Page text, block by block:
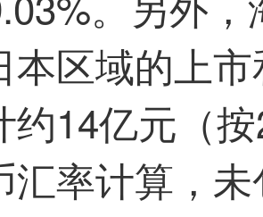
本区域的上
约14亿元（
汇率计算，